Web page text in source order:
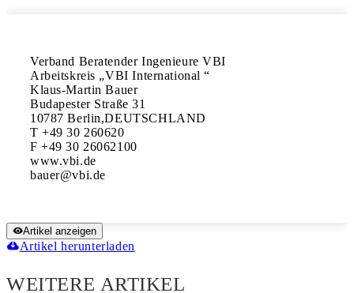
Verband Beratender Ingenieure VBI
Arbeitskreis „VBI International “
Klaus-Martin Bauer
Budapester Straße 31
10787 Berlin,DEUTSCHLAND
T +49 30 260620
F +49 30 26062100
www.vbi.de
Artikel anzeigen
Artikel herunterladen
WEITERE ARTIKEL